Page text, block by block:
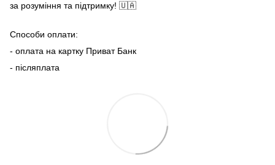
за розуміння та підтримку! 🇺🇦
Способи оплати:
- оплата на картку Приват Банк
- післяплата